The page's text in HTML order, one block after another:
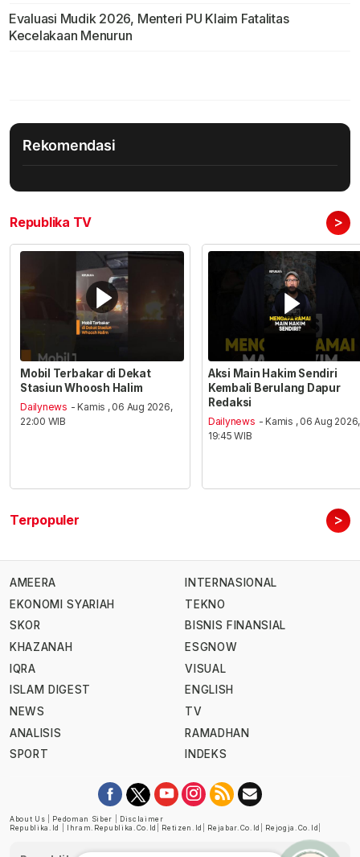
Evaluasi Mudik 2026, Menteri PU Klaim Fatalitas
Kecelakaan Menurun
Rekomendasi
Republika TV >
Mobil Terbakar di Dekat
Stasiun Whoosh Halim
Dailynews - Kamis , 06 Aug 2026,
22:00 WIB
Aksi Main Hakim Sendiri
Kembali Berulang Dapur
Redaksi
Dailynews - Kamis , 06 Aug 2026,
19:45 WIB
Terpopuler >
AMEERA
EKONOMI SYARIAH
SKOR
KHAZANAH
IQRA
ISLAM DIGEST
NEWS
ANALISIS
SPORT
INTERNASIONAL
TEKNO
BISNIS FINANSIAL
ESGNOW
VISUAL
ENGLISH
TV
RAMADHAN
INDEKS
About Us Pedoman Siber
Disclaimer
Republika.id
Ihram.republika.co.id Retizen.id Rejabar.co.id Rejogja.co.id